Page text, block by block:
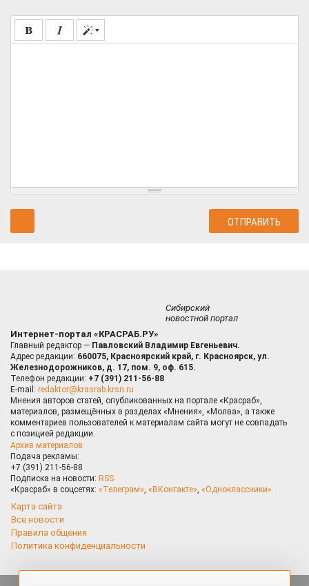
Сибирский
новостной портал
Интернет-портал «КРАСРАБ.РУ»
Главный редактор — Павловский Владимир Евгеньевич.
Адрес редакции: 660075, Красноярский край, г. Красноярск, ул.
Железнодорожников, д. 17, пом. 9, оф. 615.
Телефон редакции: +7 (391) 211-56-88
E-mail: redaktor@krasrab.krsn.ru
Мнения авторов статей, опубликованных на портале «Красраб»,
материалов, размещённых в разделах «Мнения», «Молва», а также
комментариев пользователей к материалам сайта могут не совпадать
с позицией редакции.
Архив материалов
Подача рекламы:
+7 (391) 211-56-88
Подписка на новости: RSS
«Красраб» в соцсетях: «Телеграм», «ВКонтакте», «Одноклассники»
Карта сайта
Все новости
Правила общения
Политика конфиденциальности